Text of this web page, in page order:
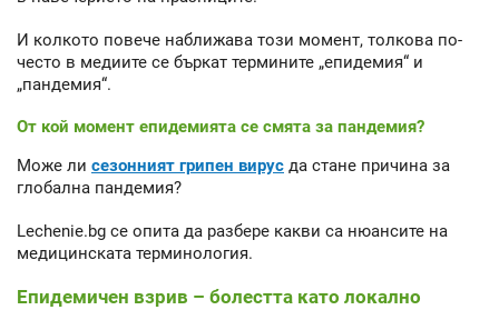
И колкото повече наближава този момент, толкова по-
често в медиите се бъркат термините „епидемия“ и
„пандемия“.
От кой момент епидемията се смята за пандемия?
Може ли сезонният грипен вирус да стане причина за
глобална пандемия?
Lechenie.bg се опита да разбере какви са нюансите на
медицинската терминология.
Епидемичен взрив – болестта като локално